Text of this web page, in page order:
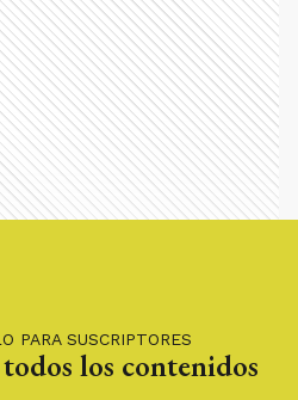
PARA SUSCRIPTORES
los contenidos